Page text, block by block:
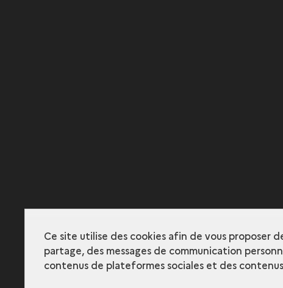
Ce site utilise des cookies afin de vous proposer
partage, des messages de communication
contenus de plateformes sociales et des